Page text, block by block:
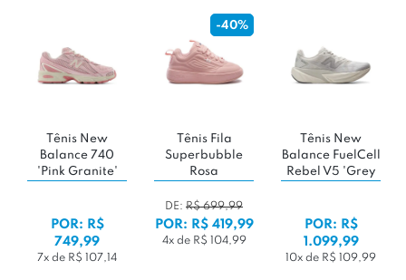
Tênis New
Balance FuelCell
Rebel V5 'Grey
POR: R$
1.099,99
10x de R$ 109,99
-7%
Tênis Asics Gel-
1130 'Pale
Oak/Menthol'
R$ 649,99
POR: R$
599,99
Tênis New
Balance 471 V1
'Thunder Brown'
POR: R$
549,99
5x de R$ 109,99